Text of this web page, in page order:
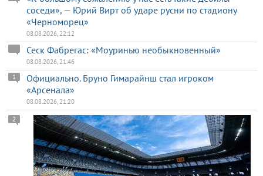
соседи», — Юрий Вирт об ударе русни по стадиону
«Черноморец»
08.08.2026, 22:12
Сеск Фабрегас: «Моуринью необыкновенный»
08.08.2026, 21:46
Официально. Бруно Гимарайнш стал игроком
«Арсенала»
1
08.08.2026, 21:20
2